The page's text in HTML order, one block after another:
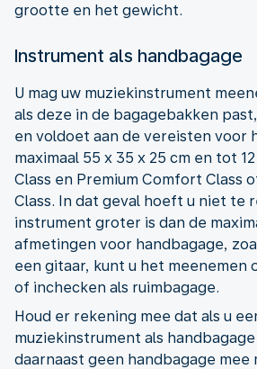
grootte en het gewicht.
Instrument als handbagage
U mag uw muziekinstrument
als deze in de bagagebakken
en voldoet aan de vereisten voor
maximaal 55 x 35 x 25 cm en tot
Class en Premium Comfort Class
Class. In dat geval hoeft u niet te
instrument groter is dan de
afmetingen voor handbagage,
een gitaar, kunt u het meenemen
of inchecken als ruimbagage.
Houd er rekening mee dat als u
muziekinstrument als
daarnaast geen handbagage mee